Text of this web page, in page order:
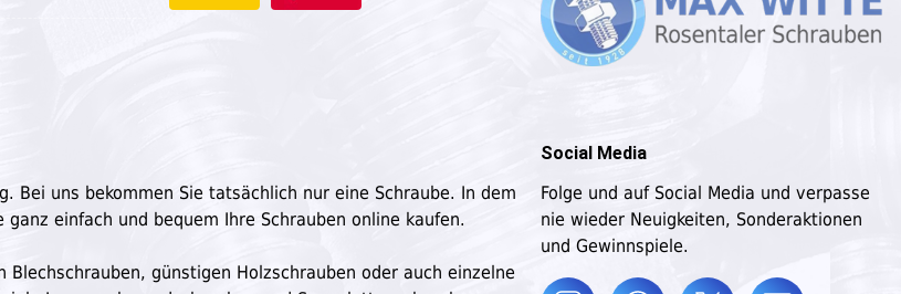
Bei uns bekommen Sie tatsächlich nur eine Schraube. In dem
einfach und bequem Ihre Schrauben online kaufen.
günstigen Holzschrauben oder auch einzelne
Social Media
Folge und auf Social Media und verpasse
nie wieder Neuigkeiten, Sonderaktionen
und Gewinnspiele.